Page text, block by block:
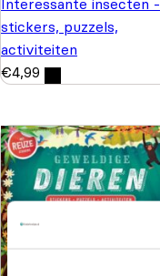
stickers, puzzels,
activiteiten
€4,99